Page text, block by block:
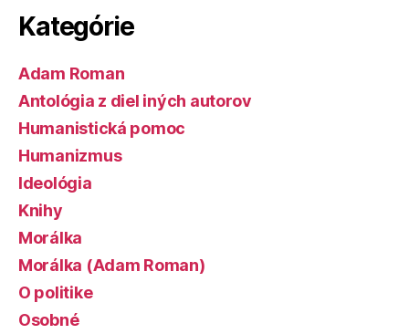
Kategórie
Adam Roman
Antológia z diel iných autorov
Humanistická pomoc
Humanizmus
Ideológia
Knihy
Morálka
Morálka (Adam Roman)
O politike
Osobné